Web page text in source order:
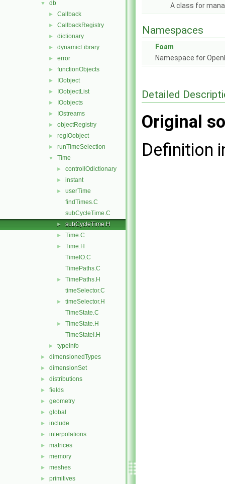
▼ db
► Callback
► CallbackRegistry
► dictionary
► dynamicLibrary
► error
► functionObjects
► IOobject
► IOobjectList
► IOobjects
► IOstreams
► objectRegistry
► regIOobject
► runTimeSelection
▼ Time
► controlIOdictionary
► instant
►
userTime
findTimes.C
subCycleTime.C
► subCycleTime.H
► Time.C
►
Time.H
TimeIO.C
TimePaths.C
►
TimePaths.H
timeSelector.C
►
timeSelector.H
TimeState.C
►
TimeState.H
TimeStateI.H
► typeInfo
► dimensionedTypes
► dimensionSet
► distributions
► fields
► geometry
► global
► include
► interpolations
► matrices
► memory
► meshes
► primitives
A class for
Namespaces
Foam
Namespace for
Detailed
Original
Definition